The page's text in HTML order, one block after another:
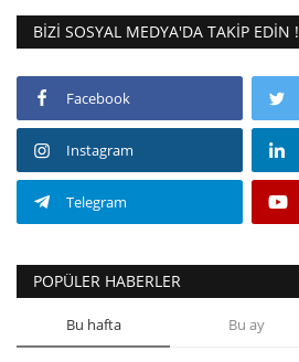
BIZI SOSYAL MEDYA'DA TAKIP EDIN !
Facebook
Instagram
Telegram
POPÜLER HABERLER
Bu hafta Bu ay